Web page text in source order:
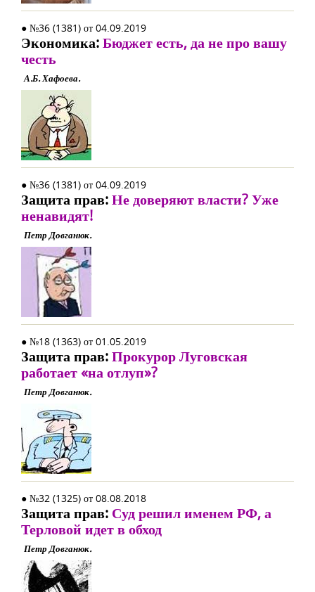
● №36 (1381) от 04.09.2019
Экономика:Бюджет есть, да не про вашу
честь
А.Б. Хафоева.
● №36 (1381) от 04.09.2019
Защита прав:Не доверяют власти? Уже
ненавидят!
Петр Довганюк.
● №18 (1363) от 01.05.2019
Защита прав:Прокурор Луговская
работает «на отлуп»?
Петр Довганюк.
● №32 (1325) от 08.08.2018
Защита прав: Суд решил именем РФ, а
Терловой идет в обход
Петр Довганюк.